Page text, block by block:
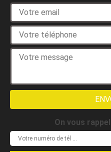
On vous